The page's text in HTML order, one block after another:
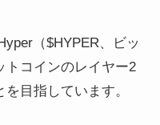
（$HYPER、ビッ
トコインのレイヤー2
目指しています。